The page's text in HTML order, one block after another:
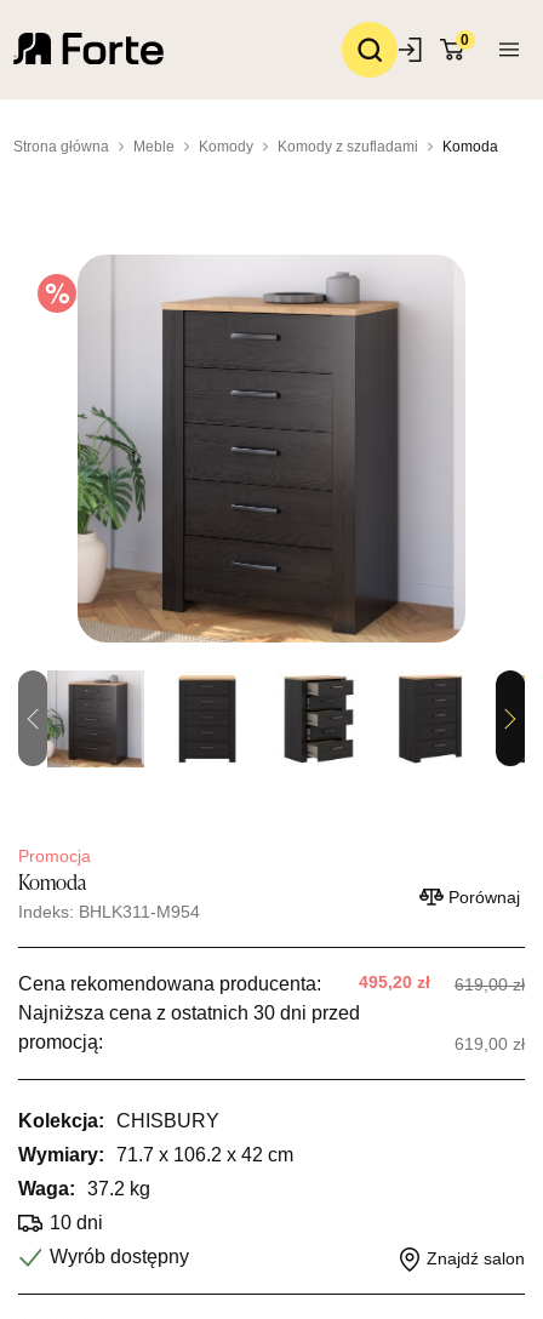
0
Strona główna Meble Komody Komody z szufladami Komoda
Previous Next
Promocja
Komoda
Indeks: BHLK311-M954
Porównaj
Cena rekomendowana producenta: 495,20 zł 619,00 zł
Najniższa cena z ostatnich 30 dni przed
promocją:
619,00 zł
Kolekcja:
CHISBURY
Wymiary:
71.7 x 106.2 x 42 cm
Waga:
37.2 kg
10 dni
Wyrób dostępny
Znajdź salon